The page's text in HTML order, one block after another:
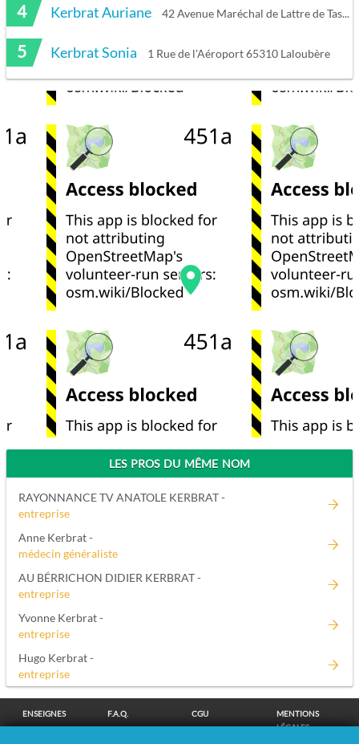
4 Kerbrat Auriane 42 Avenue Maréchal de Lattre de Tassigny 81000 Albi
5 Kerbrat Sonia 1 Rue de l'Aéroport 65310 Laloubère
LES PROS DU MÊME NOM
RAYONNANCE TV ANATOLE KERBRAT -
entreprise
Anne Kerbrat -
médecin généraliste
AU BÉRRICHON DIDIER KERBRAT -
entreprise
Yvonne Kerbrat -
entreprise
Hugo Kerbrat -
entreprise
ENSEIGNES F.A.Q. CGU
MENTIONS
LÉGALES